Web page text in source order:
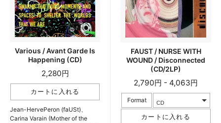
Various / Avant Garde Is
Happening (CD)
2,280円
Jean-HervePeron (faUSt)、
Carina Varain (Mother of the
FAUST / NURSE WITH
WOUND / Disconnected
(CD/2LP)
2,790円 - 4,063円
Format